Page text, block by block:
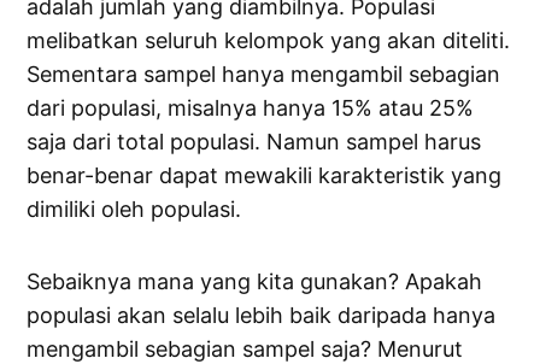
adalah jumlah yang diambilnya. Populasi
melibatkan seluruh kelompok yang akan diteliti.
Sementara sampel hanya mengambil sebagian
dari populasi, misalnya hanya 15% atau 25%
saja dari total populasi. Namun sampel harus
benar-benar dapat mewakili karakteristik yang
dimiliki oleh populasi.
Sebaiknya mana yang kita gunakan? Apakah
populasi akan selalu lebih baik daripada hanya
mengambil sebagian sampel saja? Menurut